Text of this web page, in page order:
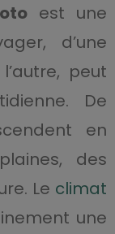
est une
d’une
peut
De
en
des
Le climat
une